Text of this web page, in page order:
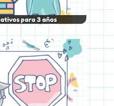
para 3 años